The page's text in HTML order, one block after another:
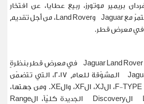
بريمير موتورز، ربيع عطايا، عن افتخار
معJaguarوLand Rover، من أجل تقديم
في معرض قطر.
Jaguar Land Rover في معرض قطر بنظرةٍ
المشوّقة للعام 2017، التي تتضمّن
F-TYPE، الXJ، الXF، والXE. ومن جهتها،
الDiscovery الجديدة كليّاً، الRange